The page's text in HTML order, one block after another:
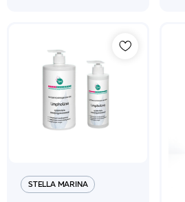
STELLA MARINA